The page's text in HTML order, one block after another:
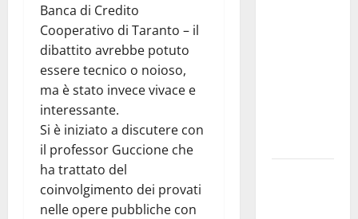
Banca di Credito
Cooperativo di Taranto – il
dibattito avrebbe potuto
essere tecnico o noioso,
ma è stato invece vivace e
interessante.
Si è iniziato a discutere con
il professor Guccione che
ha trattato del
coinvolgimento dei provati
nelle opere pubbliche con